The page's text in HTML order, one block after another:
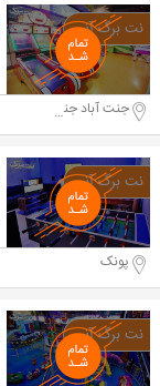
جنت آباد جنوبی - مجتمع سمرقند
پونک